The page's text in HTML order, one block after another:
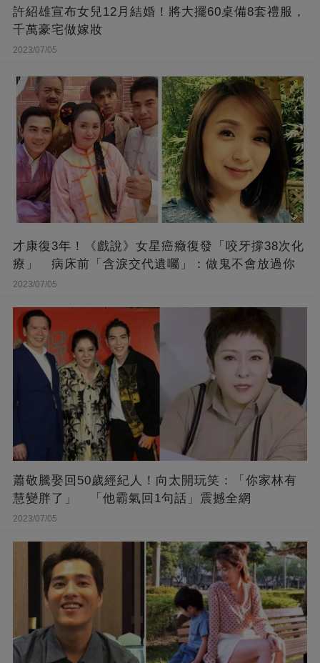
許紹雄宣布女兒12月結婚！將大擺60桌備8套禮服，
千萬豪宅做嫁妝
2023/07/05
才康復3年！《戲說》女星癌癥復發「咬牙撐38次化
療」 病床前「含淚交代遺囑」：做鬼不會放過你
2023/07/05
蕭敬騰娶回50歲經紀人！向太開玩笑：「你家林有
慧變胖了」 「他霸氣回1句話」震撼全網
2023/07/05